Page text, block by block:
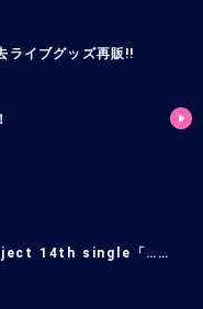
ライブグッズ再販!!
14th single「……